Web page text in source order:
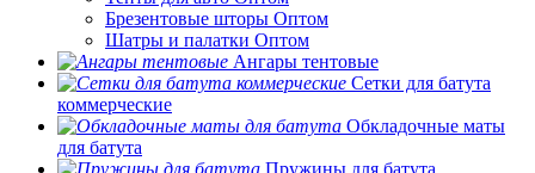
Брезентовые шторы Оптом
Шатры и палатки Оптом
Ангары тентовые
Сетки для батута
коммерческие
Обкладочные маты
для батута
Пружины для батута